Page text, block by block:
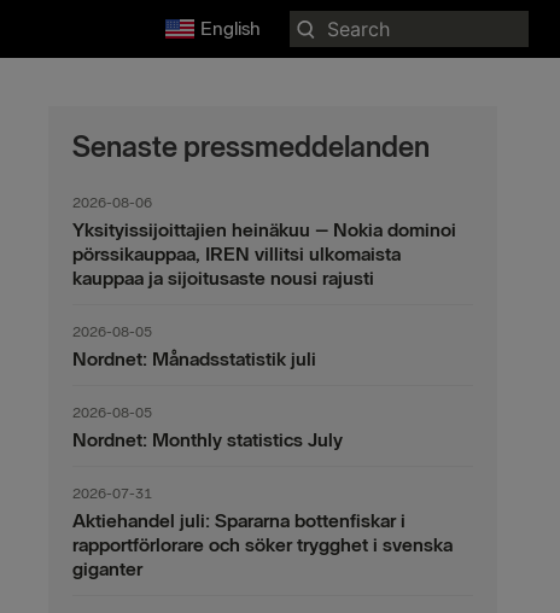
English
Search
for:
Senaste pressmeddelanden
2026-08-06
Yksityissijoittajien heinäkuu – Nokia dominoi
pörssikauppaa, IREN villitsi ulkomaista
kauppaa ja sijoitusaste nousi rajusti
2026-08-05
Nordnet: Månadsstatistik juli
2026-08-05
Nordnet: Monthly statistics July
2026-07-31
Aktiehandel juli: Spararna bottenfiskar i
rapportförlorare och söker trygghet i svenska
giganter